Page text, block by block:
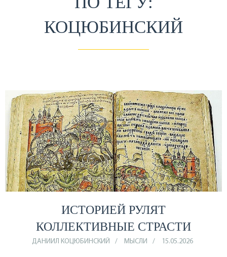
КОЦЮБИНСКИЙ
ИСТОРИЕЙ РУЛЯТ
КОЛЛЕКТИВНЫЕ СТРАСТИ
ДАНИИЛ КОЦЮБИНСКИЙ МЫСЛИ 15.05.2026